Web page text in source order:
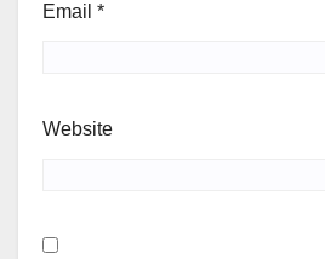
Email *
Website